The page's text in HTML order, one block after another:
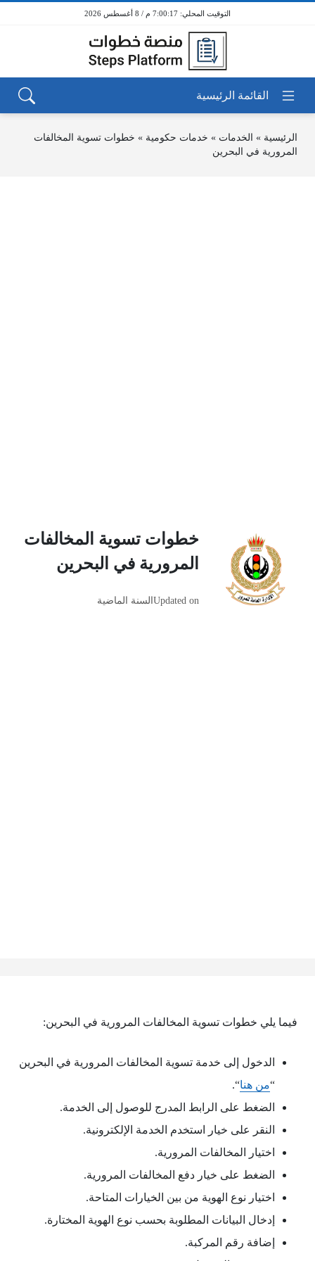
7:00:17 م / 8 أغسطس 2026
الرئيسية » الخدمات » خدمات حكومية » خطوات تسوية المخالفات
المرورية في البحرين
خطوات تسوية المخالفات
المرورية في البحرين
Updated onالسنة الماضية
فيما يلي خطوات تسوية المخالفات المرورية في البحرين:
الدخول إلى خدمة تسوية المخالفات المرورية في البحرين
“من هنا“.
الضغط على الرابط المدرج للوصول إلى الخدمة.
النقر على خيار استخدم الخدمة الإلكترونية.
اختيار المخالفات المرورية.
الضغط على خيار دفع المخالفات المرورية.
اختيار نوع الهوية من بين الخيارات المتاحة.
إدخال البيانات المطلوبة بحسب نوع الهوية المختارة.
إضافة رقم المركبة.